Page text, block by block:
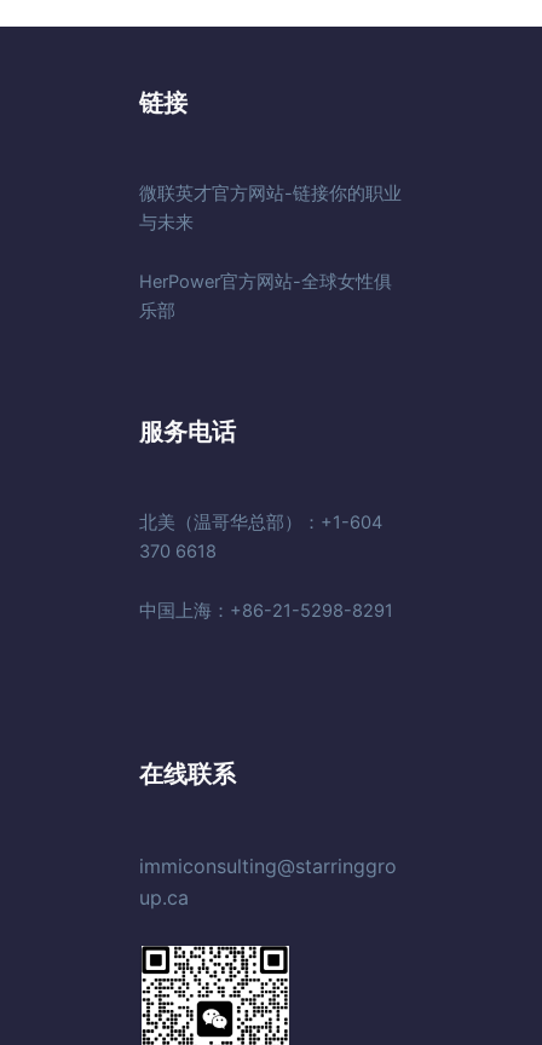
链接
微联英才官方网站-链接你的职业
与未来
HerPower官方网站-全球女性俱
乐部
服务电话
北美（温哥华总部）：+1-604
370 6618
中国上海：+86-21-5298-8291
在线联系
immiconsulting@starringgro
up.ca